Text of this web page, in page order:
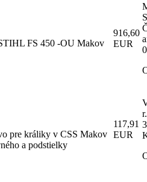
FS 450 -OU Makov
916,60
EUR
pre králiky v CSS Makov
a podstielky
117,91
EUR